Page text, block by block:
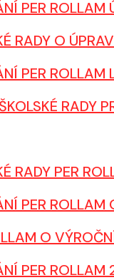
PER ROLLAM
RADY O
PER ROLLAM
RADY
RADY PER
PER
O
PER